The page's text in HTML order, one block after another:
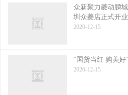
众新聚力菱动鹏
圳众菱店正式开业
2020-12-15
“国货当红 购美好
2020-12-15